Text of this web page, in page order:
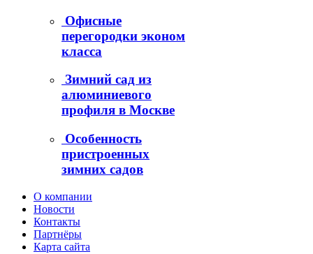
Офисные
перегородки эконом
класса
Зимний сад из
алюминиевого
профиля в Москве
Особенность
пристроенных
зимних садов
О компании
Новости
Контакты
Партнёры
Карта сайта